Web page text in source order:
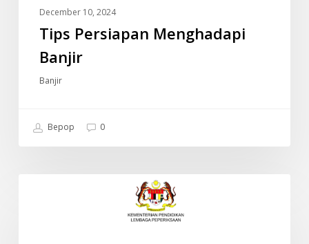
December 10, 2024
Tips Persiapan Menghadapi
Banjir
Banjir
Bepop 0